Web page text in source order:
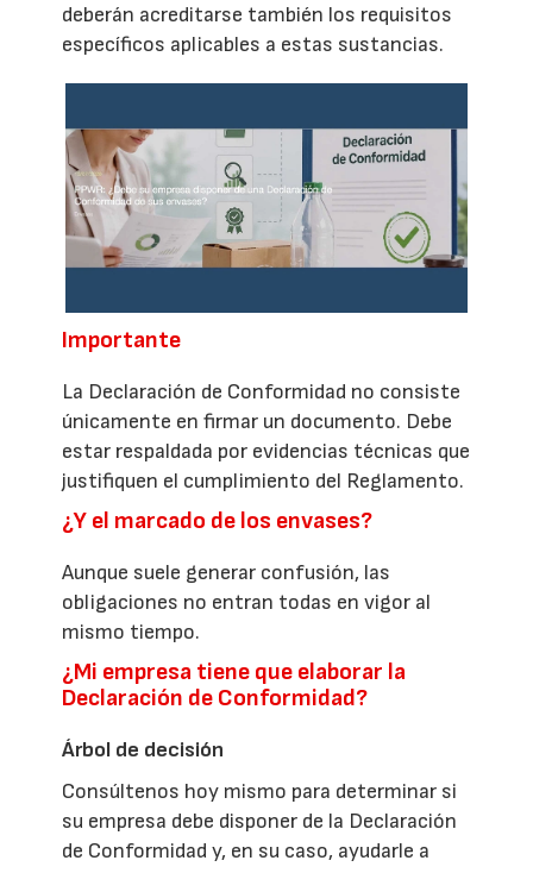
deberán acreditarse también los requisitos
específicos aplicables a estas sustancias.
Importante
La Declaración de Conformidad no consiste
únicamente en firmar un documento. Debe
estar respaldada por evidencias técnicas que
justifiquen el cumplimiento del Reglamento.
¿Y el marcado de los envases?
Aunque suele generar confusión, las
obligaciones no entran todas en vigor al
mismo tiempo.
¿Mi empresa tiene que elaborar la
Declaración de Conformidad?
Árbol de decisión
Consúltenos hoy mismo para determinar si
su empresa debe disponer de la Declaración
de Conformidad y, en su caso, ayudarle a